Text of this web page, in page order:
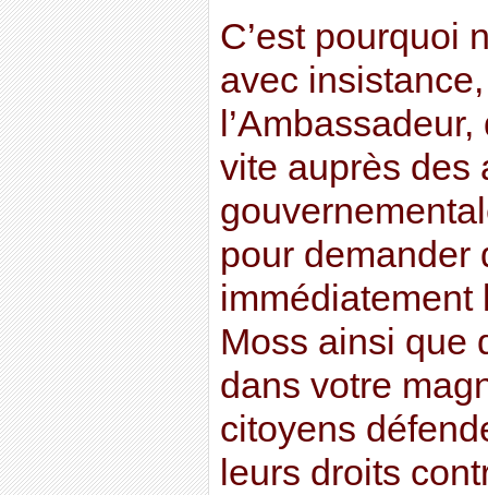
C’est pourquoi
avec
vite auprès des
pour demander
immédiatement
Moss ainsi que
dans votre
citoyens
leurs droits